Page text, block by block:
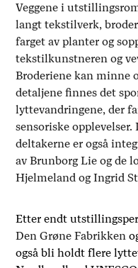
Veggene i
langt tekstilverk,
farget av planter og
tekstilkunstneren og
Broderiene kan minne
detaljene finnes det
lyttevandringene, der
sensoriske
deltakerne er også
av Brunborg Lie og de
Hjelmeland og Ingrid
Etter endt
Den Grøne Fabrikken
også bli holdt flere